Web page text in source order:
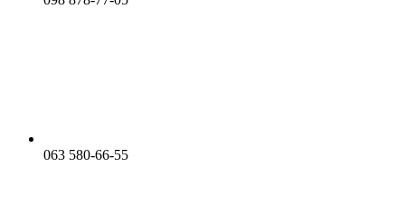
063 580-66-55